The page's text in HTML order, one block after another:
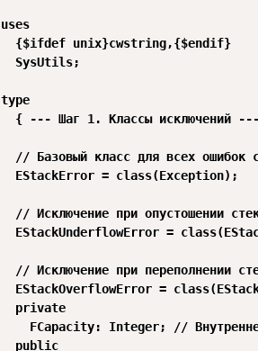
uses
  {$ifdef unix}cwstring,{$endif}
  SysUtils;
type
{ --- Шаг 1. Классы исключений
// Базовый класс для всех ошибок
  EStackError = class(Exception);
// Исключение при опустошении
EStackUnderflowError =
// Исключение при переполнении
EStackOverflowError =
  private
FCapacity: Integer; //
  public